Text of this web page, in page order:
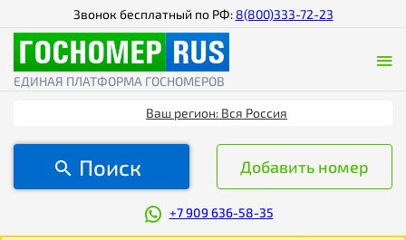
Звонок бесплатный по РФ: 8(800)333-72-23
ЕДИНАЯ ПЛАТФОРМА ГОСНОМЕРОВ
Ваш регион: Вся Россия
Поиск Добавить номер
+7 909 636-58-35